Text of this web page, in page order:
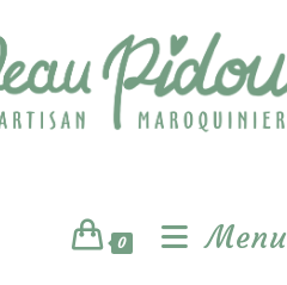
0 Menu